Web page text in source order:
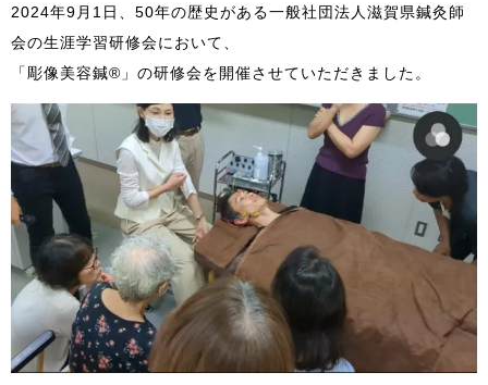
2024年9月1日、50年の歴史がある一般社団法人滋賀県鍼灸師
会の生涯学習研修会において、
「彫像美容鍼®」の研修会を開催させていただきました。